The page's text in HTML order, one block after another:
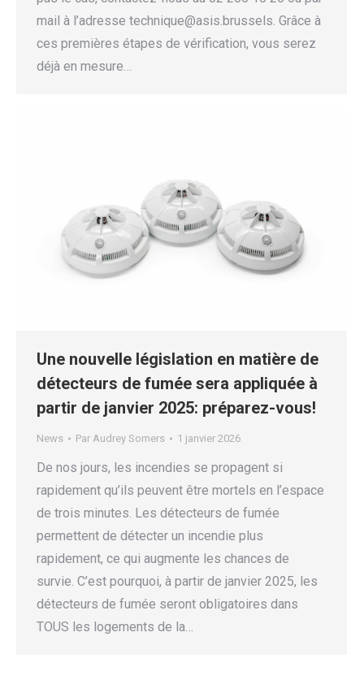
mail à l’adresse technique@asis.brussels. Grâce à
ces premières étapes de vérification, vous serez
déjà en mesure…
Une nouvelle législation en matière de
détecteurs de fumée sera appliquée à
partir de janvier 2025: préparez-vous!
News Par Audrey Somers 1 janvier 2026
De nos jours, les incendies se propagent si
rapidement qu’ils peuvent être mortels en l’espace
de trois minutes. Les détecteurs de fumée
permettent de détecter un incendie plus
rapidement, ce qui augmente les chances de
survie. C’est pourquoi, à partir de janvier 2025, les
détecteurs de fumée seront obligatoires dans
TOUS les logements de la…